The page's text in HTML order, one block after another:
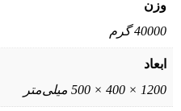
وزن
40000 گرم
ابعاد
1200 × 400 × 500 میلی‌متر